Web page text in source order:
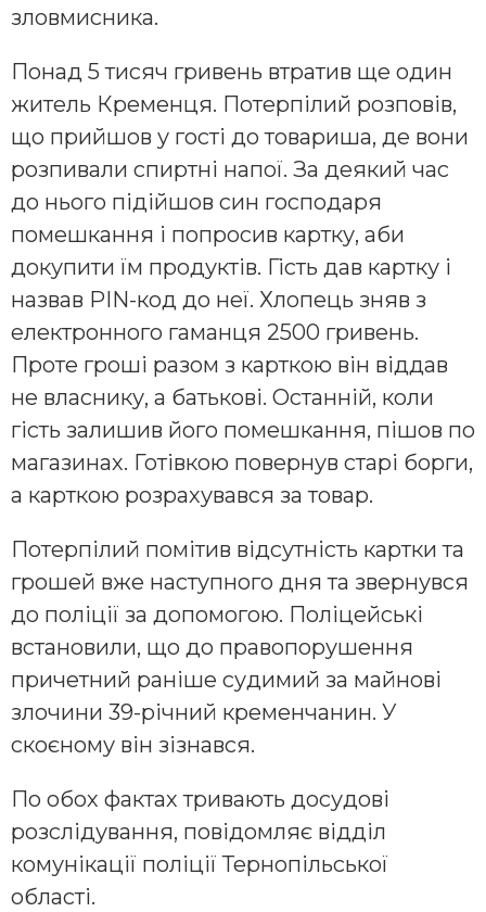
зловмисника.
Понад 5 тисяч гривень втратив ще один
житель Кременця. Потерпілий розповів,
що прийшов у гості до товариша, де вони
розпивали спиртні напої. За деякий час
до нього підійшов син господаря
помешкання і попросив картку, аби
докупити їм продуктів. Гість дав картку і
назвав PIN-код до неї. Хлопець зняв з
електронного гаманця 2500 гривень.
Проте гроші разом з карткою він віддав
не власнику, а батькові. Останній, коли
гість залишив його помешкання, пішов по
магазинах. Готівкою повернув старі борги,
а карткою розрахувався за товар.
Потерпілий помітив відсутність картки та
грошей вже наступного дня та звернувся
до поліції за допомогою. Поліцейські
встановили, що до правопорушення
причетний раніше судимий за майнові
злочини 39-річний кременчанин. У
скоєному він зізнався.
По обох фактах тривають досудові
розслідування, повідомляє відділ
комунікації поліції Тернопільської
області.